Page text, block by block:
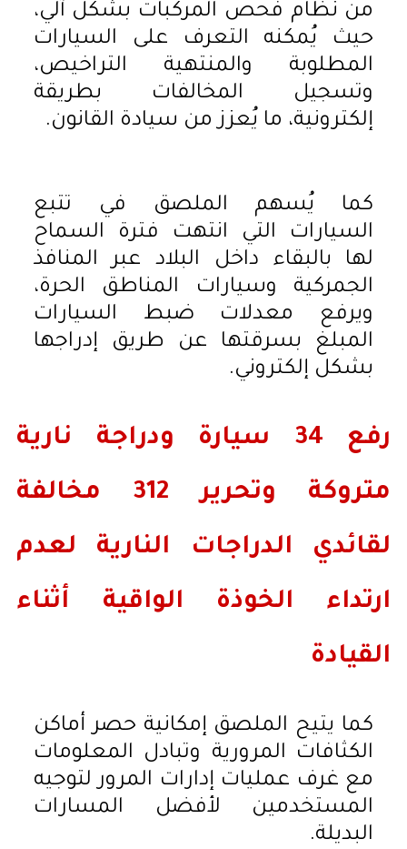
من نظام فحص المركبات بشكل آلي،
حيث يُمكنه التعرف على السيارات
المطلوبة والمنتهية التراخيص،
وتسجيل المخالفات بطريقة
إلكترونية، ما يُعزز من سيادة القانون.
كما يُسهم الملصق في تتبع
السيارات التي انتهت فترة السماح
لها بالبقاء داخل البلاد عبر المنافذ
الجمركية وسيارات المناطق الحرة،
ويرفع معدلات ضبط السيارات
المبلغ بسرقتها عن طريق إدراجها
بشكل إلكتروني.
رفع 34 سيارة ودراجة نارية
متروكة وتحرير 312 مخالفة
لقائدي الدراجات النارية لعدم
ارتداء الخوذة الواقية أثناء
القيادة
كما يتيح الملصق إمكانية حصر أماكن
الكثافات المرورية وتبادل المعلومات
مع غرف عمليات إدارات المرور لتوجيه
المستخدمين لأفضل المسارات
البديلة.